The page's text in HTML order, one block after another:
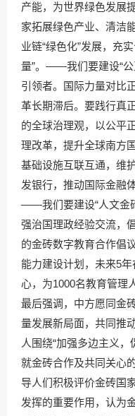
产能，为世界绿色发展
家拓展绿色产业、清洁
业链“绿色化”发展，充
量”。——我们要建设“公
引领者。国际力量对比
革长期滞后。要践行真
的全球治理观，以公平
理改革，提升全球南方
基础设施互联互通，维
发银行，推动国际金融
——我们要建设“人文金
强治国理政经验交流，
的金砖数字教育合作倡
能力建设计划，未来5
心，为1000名教育管理
最后强调，中方愿同金
量发展新局面，共同推
人围绕“加强多边主义，
就金砖合作及共同关心
导人们积极评价金砖国
发挥的重要作用，认为